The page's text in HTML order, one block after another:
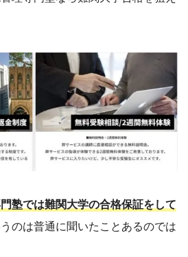
塾では難関大学の合格保証をして
のは普通に聞いたことあるのでは